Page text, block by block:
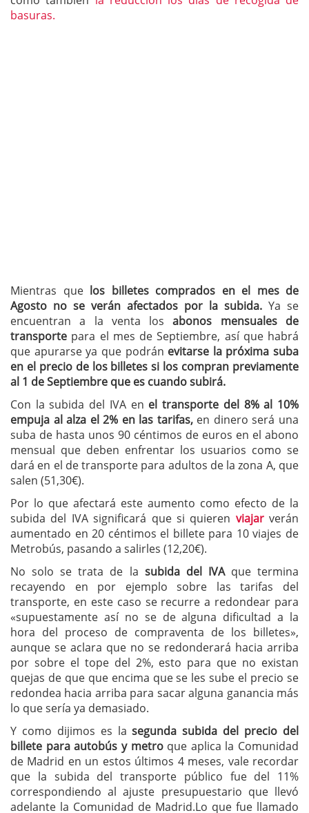
basuras.
Mientras quelos billetes comprados en el mes de
Agosto no se verán afectados por la subida. Ya se
encuentran a la venta los abonos mensuales de
transporte para el mes de Septiembre, así que habrá
que apurarse ya que podrán evitarse la próxima suba
en el precio de los billetes si los compran previamente
al 1 de Septiembre que es cuando subirá.
Con la subida del IVA en el transporte del 8% al 10%
empuja al alza el 2% en las tarifas,en dinero será una
suba de hasta unos 90 céntimos de euros en el abono
mensual que deben enfrentar los usuarios como se
dará en el de transporte para adultos de la zona A, que
salen (51,30€).
Por lo que afectará este aumento como efecto de la
subida del IVA significará que si quieren viajar verán
aumentado en 20 céntimos el billete para 10 viajes de
Metrobús, pasando a salirles (12,20€).
No solo se trata de la subida del IVAque termina
recayendo en por ejemplo sobre las tarifas del
transporte, en este caso se recurre a redondear para
«supuestamente así no se de alguna dificultad a la
hora del proceso de compraventa de los billetes»,
aunque se aclara que no se redonderará hacia arriba
por sobre el tope del 2%, esto para que no existan
quejas de que que encima que se les sube el precio se
redondea hacia arriba para sacar alguna ganancia más
lo que sería ya demasiado.
Y como dijimos es lasegunda subida del precio del
billete para autobús y metroque aplica la Comunidad
de Madrid en un estos últimos 4 meses, vale recordar
que la subida del transporte público fue del 11%
correspondiendo al ajuste presupuestario que llevó
adelante la Comunidad de Madrid.Lo que fue llamado